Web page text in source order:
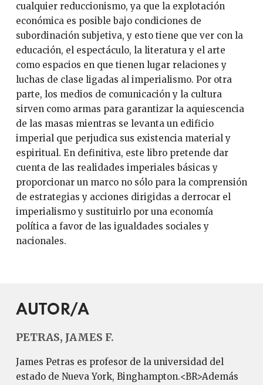
cualquier reduccionismo, ya que la explotación
económica es posible bajo condiciones de
subordinación subjetiva, y esto tiene que ver con la
educación, el espectáculo, la literatura y el arte
como espacios en que tienen lugar relaciones y
luchas de clase ligadas al imperialismo. Por otra
parte, los medios de comunicación y la cultura
sirven como armas para garantizar la aquiescencia
de las masas mientras se levanta un edificio
imperial que perjudica sus existencia material y
espiritual. En definitiva, este libro pretende dar
cuenta de las realidades imperiales básicas y
proporcionar un marco no sólo para la comprensión
de estrategias y acciones dirigidas a derrocar el
imperialismo y sustituirlo por una economía
política a favor de las igualdades sociales y
nacionales.
AUTOR/A
PETRAS, JAMES F.
James Petras es profesor de la universidad del
estado de Nueva York, Binghampton.<BR>Además